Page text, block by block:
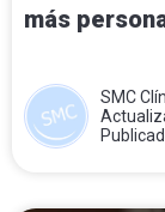
más
SMC